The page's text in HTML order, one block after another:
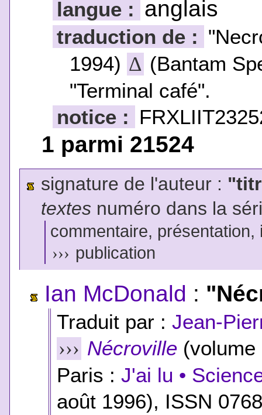
langue : anglais
traduction de :
1994) Δ (Bantam
"Terminal café".
notice :
1 parmi 21524
signature de l'auteur :
textesnuméro dans la
commentaire,
››› publication
Ian McDonald :
Traduit par :Jean-
››› Nécroville
Paris :J'ai lu •
août 1996), ISSN